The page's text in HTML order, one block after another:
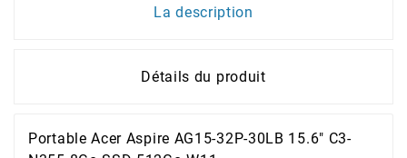
La description
Détails du produit
Portable Acer Aspire AG15-32P-30LB 15.6" C3-